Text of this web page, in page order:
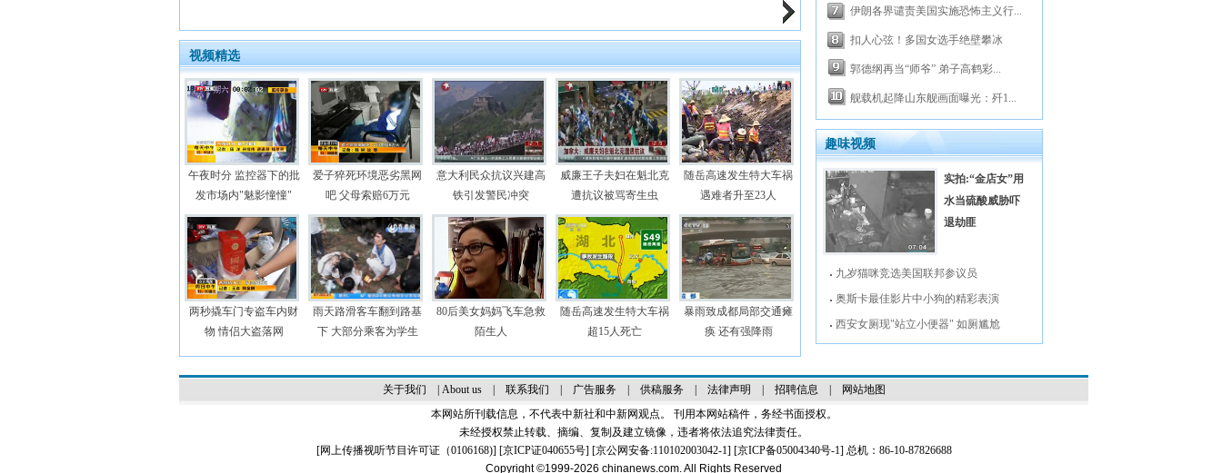
视频精选
午夜时分 监控器下的批
发市场内"魅影憧憧"
爱子猝死环境恶劣黑网
吧 父母索赔6万元
意大利民众抗议兴建高
铁引发警民冲突
威廉王子夫妇在魁北克
遭抗议被骂寄生虫
随岳高速发生特大车祸
遇难者升至23人
两秒撬车门专盗车内财
物 情侣大盗落网
雨天路滑客车翻到路基
下 大部分乘客为学生
80后美女妈妈飞车急救
陌生人
随岳高速发生特大车祸
超15人死亡
暴雨致成都局部交通瘫
痪 还有强降雨
伊朗各界谴责美国实施恐怖主义行...
扣人心弦！多国女选手绝壁攀冰
郭德纲再当“师爷” 弟子高鹤彩...
舰载机起降山东舰画面曝光：歼1...
趣味视频
实拍:“金店女”用
水当硫酸威胁吓
退劫匪
九岁猫咪竞选美国联邦参议员
奥斯卡最佳影片中小狗的精彩表演
西安女厕现"站立小便器" 如厕尴尬
关于我们 About us| 联系我们 广告服务| 供稿服务| 法律声明 招聘信息
网站地图
本网站所刊载信息，不代表中新社和中新网观点。 刊用本网站稿件，务经书面授权。
未经授权禁止转载、摘编、复制及建立镜像，违者将依法追究法律责任。
[网上传播视听节目许可证（0106168)] [京ICP证040655号] [京公网安备:110102003042-1] [京ICP备05004340号-1] 总机：86-10-87826688
Copyright ©1999-2026 chinanews.com. All Rights Reserved